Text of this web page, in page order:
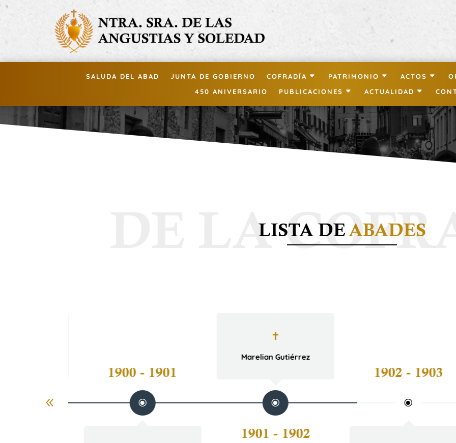
SALUDA DEL ABAD JUNTA DE GOBIERNO COFRADÍA PATRIMONIO ACTOS
450 ANIVERSARIO
PUBLICACIONES ACTUALIDAD
LISTA DEABADES
1900 - 1901
1901 - 1902
✝
Marelian Gutiérrez
1902 - 1903